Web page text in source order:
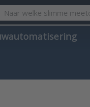
a search term.